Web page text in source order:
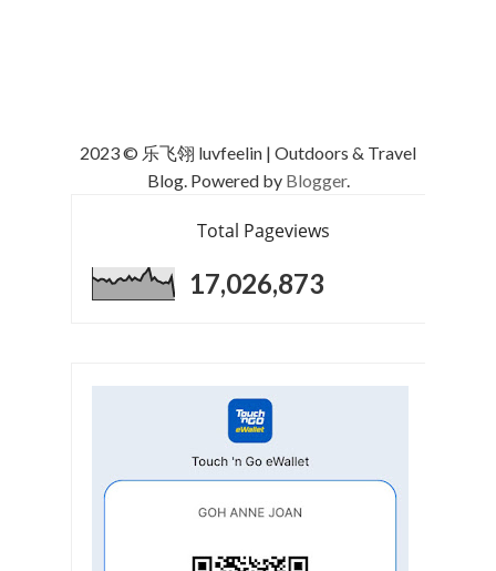
2023 © 乐飞翎 luvfeelin | Outdoors & Travel
Blog. Powered by Blogger.
Total Pageviews
17,026,873